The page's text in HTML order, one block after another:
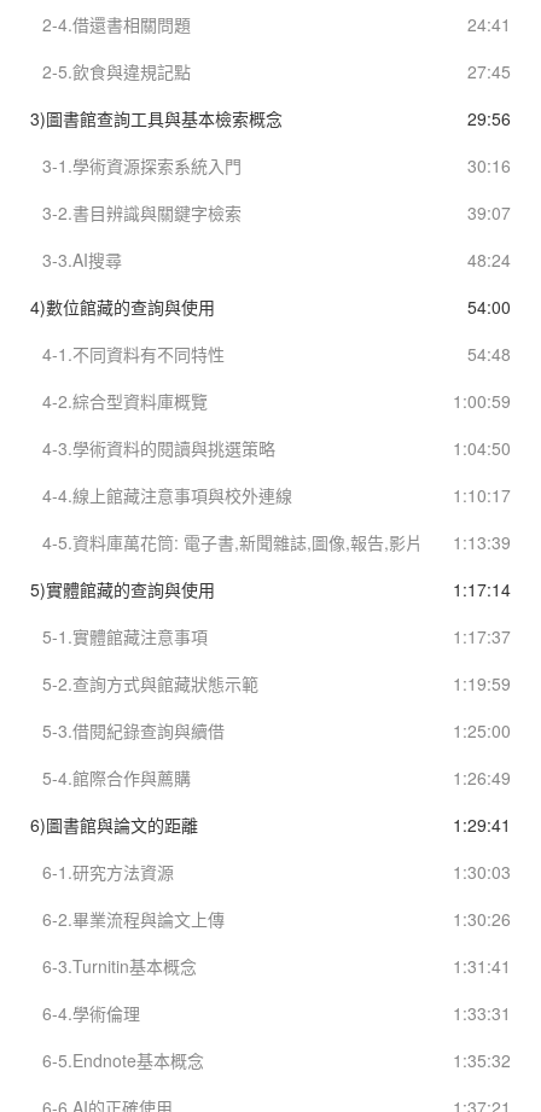
24:41
2-4.借還書相關問題
27:45
2-5.飲食與違規記點
29:56
3)圖書館查詢工具與基本檢索概念
30:16
3-1.學術資源探索系統入門
39:07
3-2.書目辨識與關鍵字檢索
48:24
3-3.AI搜尋
54:00
4)數位館藏的查詢與使用
54:48
4-1.不同資料有不同特性
1:00:59
4-2.綜合型資料庫概覽
1:04:50
4-3.學術資料的閱讀與挑選策略
1:10:17
4-4.線上館藏注意事項與校外連線
1:13:39
4-5.資料庫萬花筒: 電子書,新聞雜誌,圖像,報告,影片
1:17:14
5)實體館藏的查詢與使用
1:17:37
5-1.實體館藏注意事項
1:19:59
5-2.查詢方式與館藏狀態示範
1:25:00
5-3.借閱紀錄查詢與續借
1:26:49
5-4.館際合作與薦購
1:29:41
6)圖書館與論文的距離
1:30:03
6-1.研究方法資源
1:30:26
6-2.畢業流程與論文上傳
1:31:41
6-3.Turnitin基本概念
1:33:31
6-4.學術倫理
1:35:32
6-5.Endnote基本概念
1:37:21
6-6.AI的正確使用